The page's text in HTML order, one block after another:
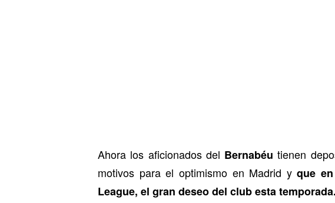
Ahora los aficionados del Bernabéu tienen
motivos para el optimismo en Madrid yque en
League, el gran deseo del club esta temporada.